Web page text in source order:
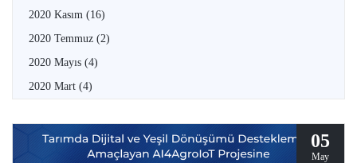
2020 Kasım (16)
2020 Temmuz (2)
2020 Mayıs (4)
2020 Mart (4)
05
May